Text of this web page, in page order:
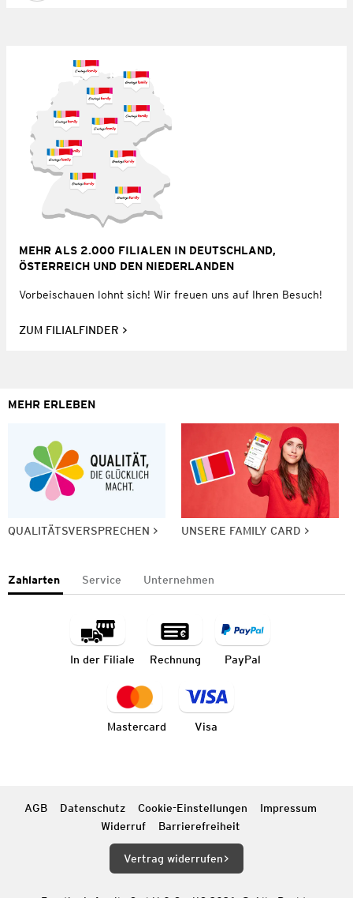
MEHR ALS 2.000 FILIALEN IN DEUTSCHLAND,
ÖSTERREICH UND DEN NIEDERLANDEN
Vorbeischauen lohnt sich! Wir freuen uns auf Ihren Besuch!
ZUM FILIALFINDER
MEHR ERLEBEN
QUALITÄTSVERSPRECHEN UNSERE FAMILY CARD
Zahlarten Service Unternehmen
In der Filiale Rechnung PayPal
Mastercard Visa
AGB Datenschutz Cookie-Einstellungen
Impressum
Widerruf
Barrierefreiheit
Vertrag widerrufen